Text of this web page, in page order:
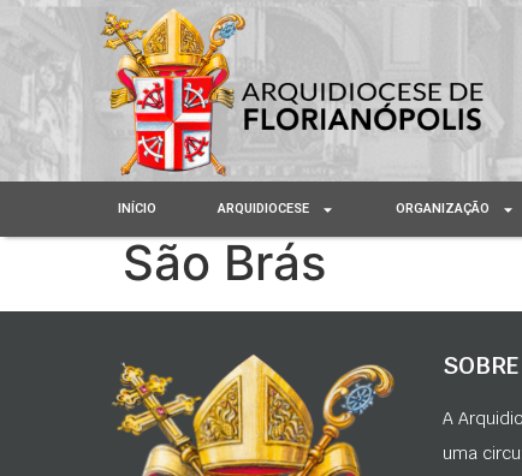
INÍCIO ARQUIDIOCESE ORGANIZAÇÃO
São Brás
SOBRE
A
uma